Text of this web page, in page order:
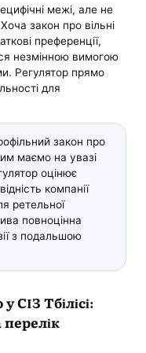
межі, але не
закон про вільні
преференції,
незмінною вимогою
Регулятор прямо
для
закон про
маємо на увазі
оцінює
компанії
ретельної
повноцінна
з подальшою
СІЗ Тбілісі:
перелік